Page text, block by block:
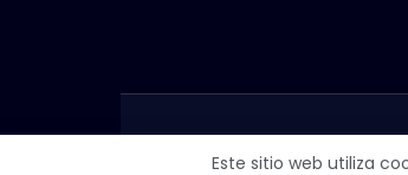
Este sitio web utiliza